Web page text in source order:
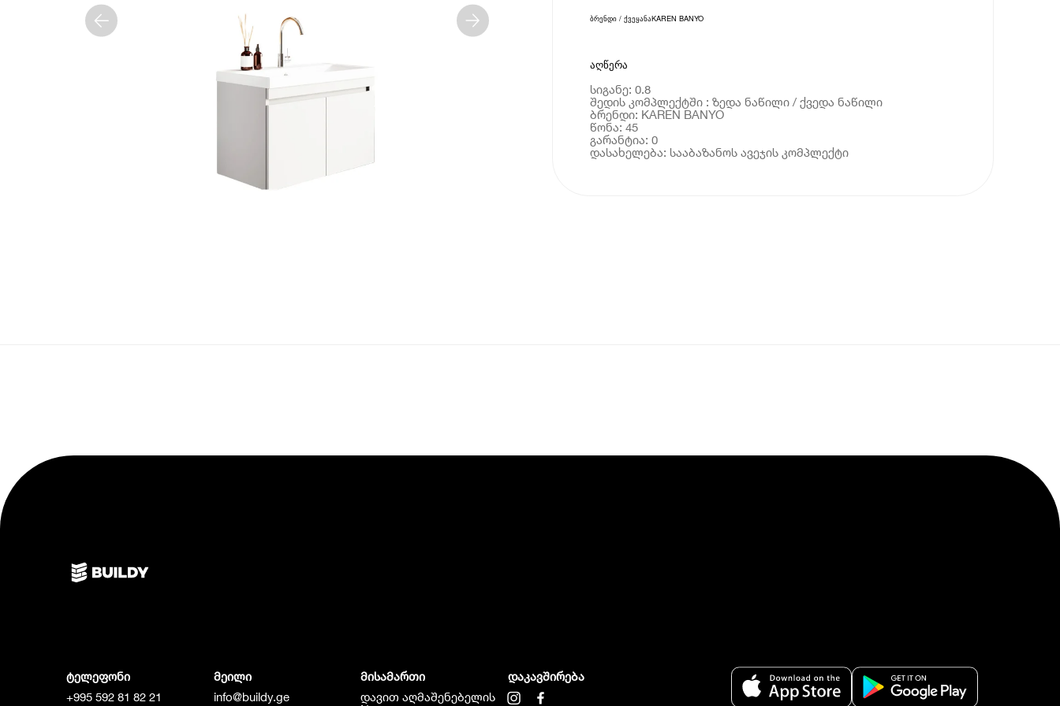
ბრენდი / ქვეყანაKAREN BANYO
აღწერა
სიგანე: 0.8
შედის კომპლექტში : ზედა ნაწილი / ქვედა ნაწილი
ბრენდი: KAREN BANYO
წონა: 45
გარანტია: 0
დასახელება: სააბაზანოს ავეჯის კომპლექტი
ტელეფონი
+995 592 81 82 21
მეილი
info@buildy.ge
მისამართი
დავით აღმაშენებელის
დაკავშირება